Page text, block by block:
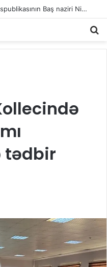
polis araşdırma aparır
tədbir